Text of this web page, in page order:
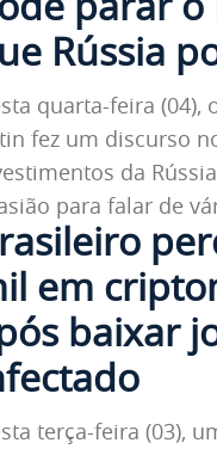
Rússia
quarta-feira (04),
fez um discurso
da
para falar de
em
baixar
terça-feira (03),